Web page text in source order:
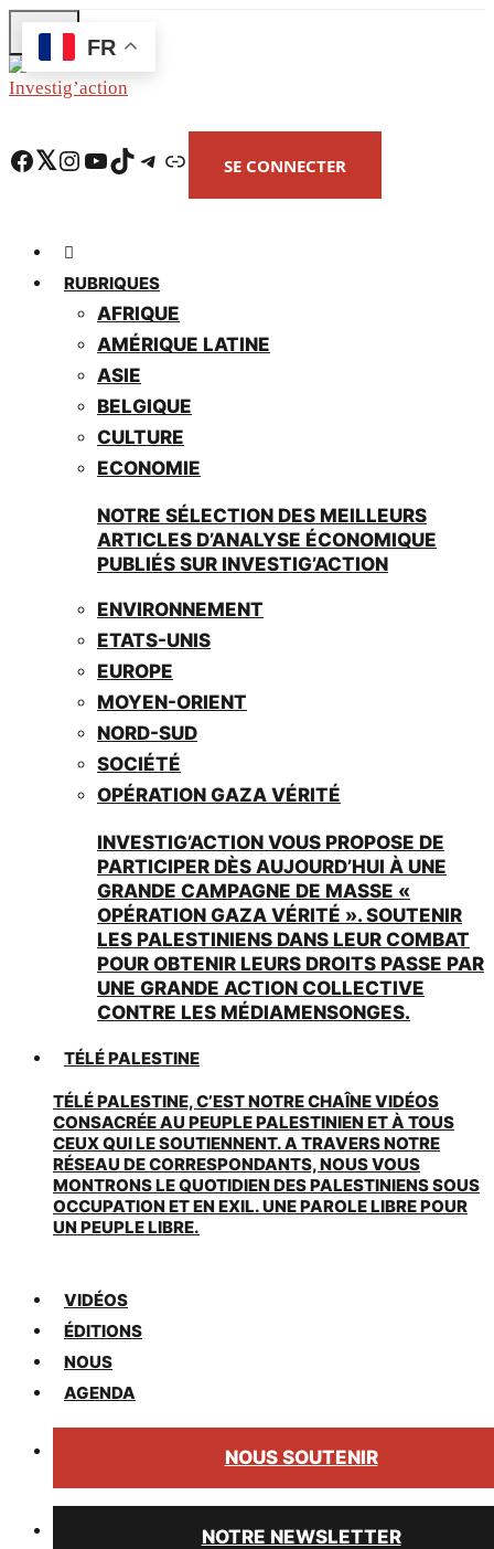
Skip
to
main
Facebook Twitter Instagram YouTube TikTok Telegram Lien SE CONNECTER
RUBRIQUES
AFRIQUE
AMÉRIQUE LATINE
ASIE
BELGIQUE
CULTURE
ECONOMIE
NOTRE SÉLECTION DES MEILLEURS
ARTICLES D’ANALYSE ÉCONOMIQUE
PUBLIÉS SUR INVESTIG’ACTION
ENVIRONNEMENT
ETATS-UNIS
EUROPE
MOYEN-ORIENT
NORD-SUD
SOCIÉTÉ
OPÉRATION GAZA VÉRITÉ
INVESTIG’ACTION VOUS PROPOSE DE
PARTICIPER DÈS AUJOURD’HUI À UNE
GRANDE CAMPAGNE DE MASSE «
OPÉRATION GAZA VÉRITÉ ». SOUTENIR
LES PALESTINIENS DANS LEUR COMBAT
POUR OBTENIR LEURS DROITS PASSE PAR
UNE GRANDE ACTION COLLECTIVE
CONTRE LES MÉDIAMENSONGES.
TÉLÉ PALESTINE
TÉLÉ PALESTINE, C’EST NOTRE CHAÎNE VIDÉOS
CONSACRÉE AU PEUPLE PALESTINIEN ET À TOUS
CEUX QUI LE SOUTIENNENT. A TRAVERS NOTRE
RÉSEAU DE CORRESPONDANTS, NOUS VOUS
MONTRONS LE QUOTIDIEN DES PALESTINIENS SOUS
OCCUPATION ET EN EXIL. UNE PAROLE LIBRE POUR
UN PEUPLE LIBRE.
VIDÉOS
ÉDITIONS
NOUS
AGENDA
NOUS SOUTENIR
NOTRE NEWSLETTER
FR